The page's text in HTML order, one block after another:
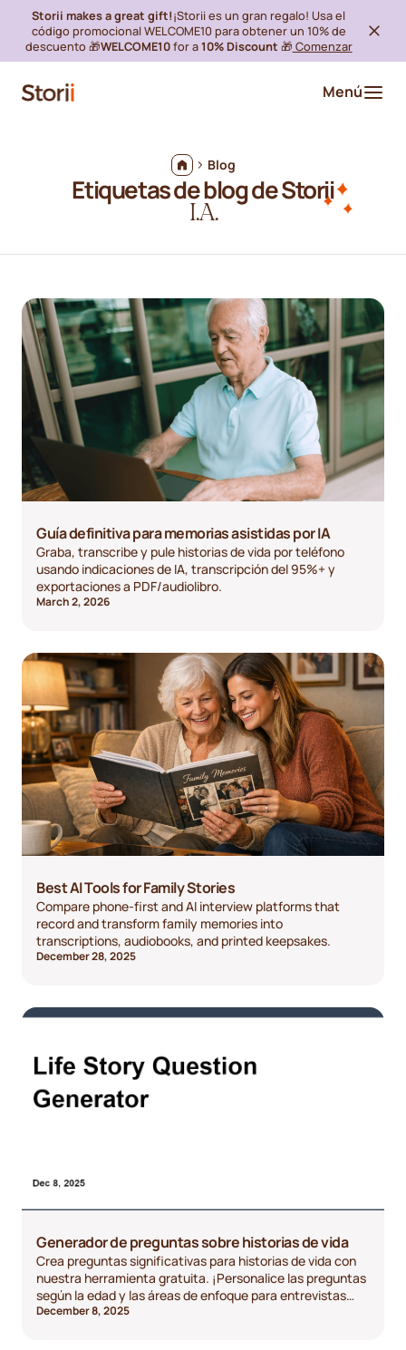
Storii makes a great gift!¡Storii es un gran regalo! Usa el
código promocional WELCOME10 para obtener un 10% de
descuento 🎁WELCOME10for a10% Discount 🎁 Comenzar
Menú
Blog
Etiquetas de blog de Storii
I.A.
Guía definitiva para memorias asistidas por IA
Graba, transcribe y pule historias de vida por teléfono
usando indicaciones de IA, transcripción del 95%+ y
exportaciones a PDF/audiolibro.
March 2, 2026
Best AI Tools for Family Stories
Compare phone-first and AI interview platforms that
record and transform family memories into
transcriptions, audiobooks, and printed keepsakes.
December 28, 2025
Generador de preguntas sobre historias de vida
Crea preguntas significativas para historias de vida con
nuestra herramienta gratuita. ¡Personalice las preguntas
según la edad y las áreas de enfoque para entrevistas
sinceras!
December 8, 2025